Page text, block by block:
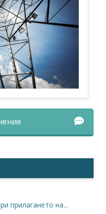
прилагането на...